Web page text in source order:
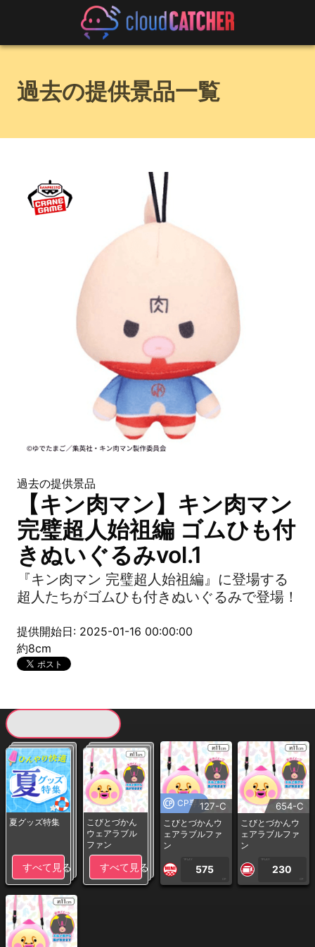
過去の提供景品一覧
過去の提供景品
【キン肉マン】キン肉マン
完璧超人始祖編 ゴムひも付
きぬいぐるみvol.1
『キン肉マン 完璧超人始祖編』に登場する
超人たちがゴムひも付きぬいぐるみで登場！
提供開始日: 2025-01-16 00:00:00
約8cm
夏グッズ特集
すべて見る
こびとづかん
ウェアラブル
ファン
すべて見る
CP専用127-C
こびとづかんウ
ェアラブルファ
ン
1PLAY
575
CP
654-C
こびとづかんウ
ェアラブルファ
ン
1PLAY
230
CP